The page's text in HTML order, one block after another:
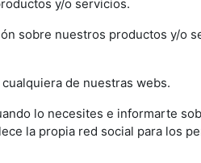
y/o servicios.
sobre nuestros productos y/o
de nuestras webs.
lo necesites e informarte
la propia red social para los